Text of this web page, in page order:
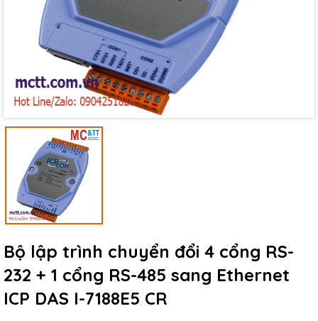
Bộ lập trình chuyển đổi 4 cổng RS-
232 + 1 cổng RS-485 sang Ethernet
ICP DAS I-7188E5 CR
Mã giảm giá:
Ngày hết hạn:
Điều kiện: